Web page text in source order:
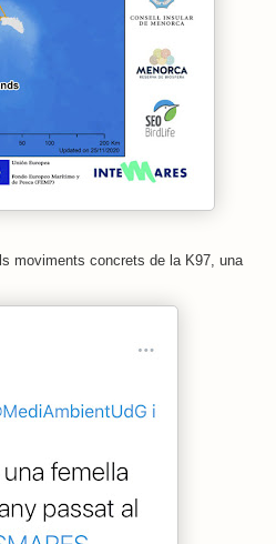
moviments concrets de la K97, una